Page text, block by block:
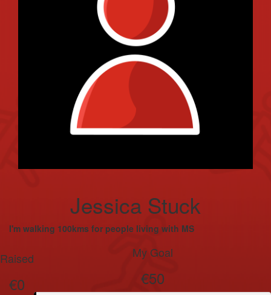
Jessica Stuck
I'm walking 100kms for people living with MS
Raised
€0
My Goal
€50